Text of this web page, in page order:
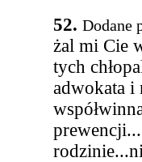
52. Dodane
żal mi Cie
tych
adwokata i